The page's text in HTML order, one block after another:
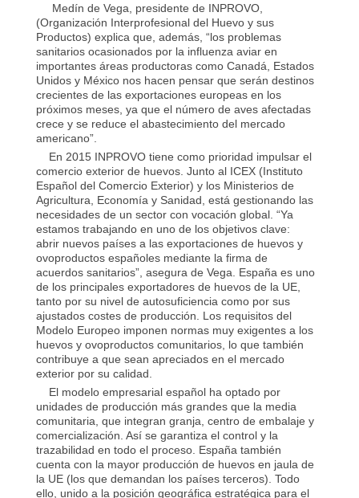
Medín de Vega, presidente de INPROVO,
(Organización Interprofesional del Huevo y sus
Productos) explica que, además, “los problemas
sanitarios ocasionados por la influenza aviar en
importantes áreas productoras como Canadá, Estados
Unidos y México nos hacen pensar que serán destinos
crecientes de las exportaciones europeas en los
próximos meses, ya que el número de aves afectadas
crece y se reduce el abastecimiento del mercado
americano”.
En 2015 INPROVO tiene como prioridad impulsar el
comercio exterior de huevos. Junto al ICEX (Instituto
Español del Comercio Exterior) y los Ministerios de
Agricultura, Economía y Sanidad, está gestionando las
necesidades de un sector con vocación global. “Ya
estamos trabajando en uno de los objetivos clave:
abrir nuevos países a las exportaciones de huevos y
ovoproductos españoles mediante la firma de
acuerdos sanitarios”, asegura de Vega. España es uno
de los principales exportadores de huevos de la UE,
tanto por su nivel de autosuficiencia como por sus
ajustados costes de producción. Los requisitos del
Modelo Europeo imponen normas muy exigentes a los
huevos y ovoproductos comunitarios, lo que también
contribuye a que sean apreciados en el mercado
exterior por su calidad.
El modelo empresarial español ha optado por
unidades de producción más grandes que la media
comunitaria, que integran granja, centro de embalaje y
comercialización. Así se garantiza el control y la
trazabilidad en todo el proceso. España también
cuenta con la mayor producción de huevos en jaula de
la UE (los que demandan los países terceros). Todo
ello, unido a la posición geográfica estratégica para el